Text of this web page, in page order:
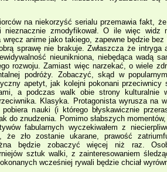
na niekorzyść serialu przemawia fakt,
zmodyfikował. O ile więc widz
anime jako takiego, zapewne będzie bez
sprawę nie brakuje. Zwłaszcza że intryga
nieunikniona, niebędąca wadą
rozwoju. Zamiast więc narzekać, o wiele
podróży. Zobaczyć, skąd w
apetyt, jak kolejni pokonani przeciwnicy
a podczas walk obie strony kulturalnie
Klasyka. Protagonista wyrusza na
nauki (i którego błyskawicznie
do znudzenia. Pomimo słabszych
fabularnych wyczekiwałem z
że zło zostanie ukarane, prawość
będzie zobaczyć więcej niż raz.
sztuk walki, z zainteresowaniem
wcześniej rywali będzie chciał